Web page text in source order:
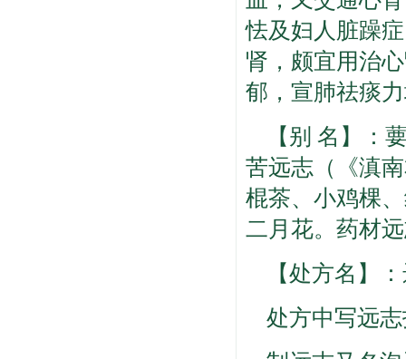
怯及妇人脏躁
肾，颇宜用治
郁，宣肺祛痰
【别 名】：
苦远志（《滇
棍茶、小鸡棵
二月花。药材
【处方名】
处方中写远